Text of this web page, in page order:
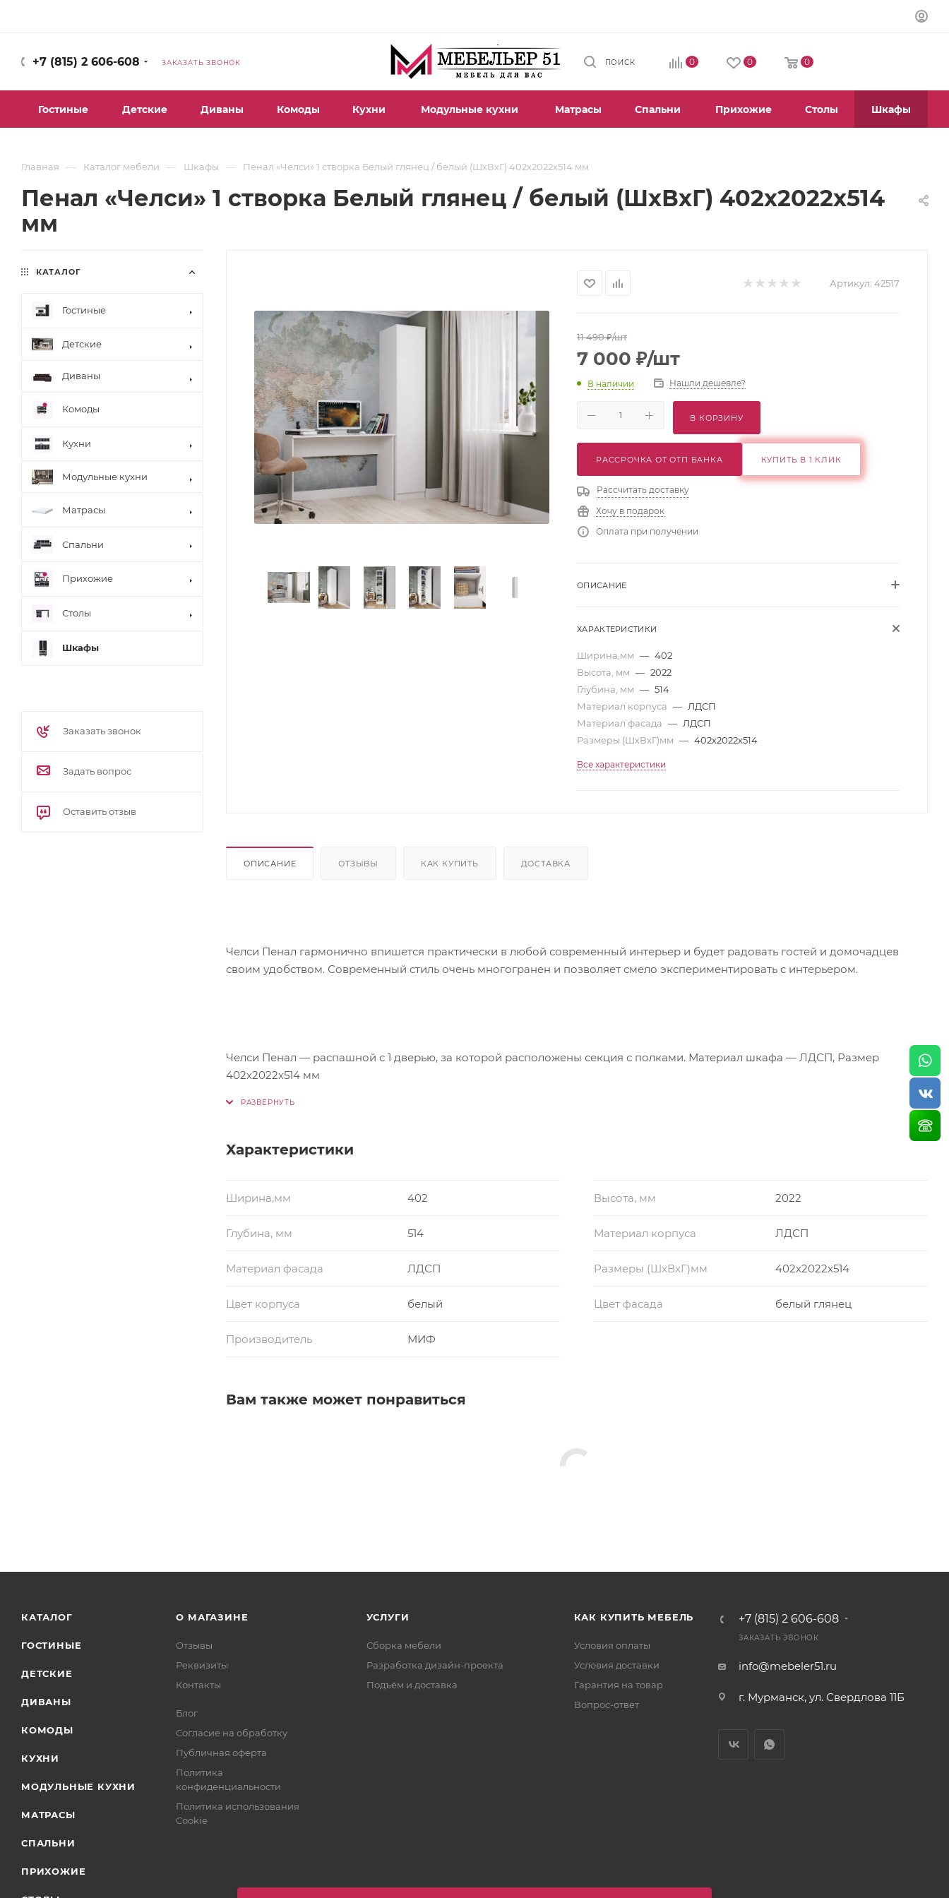
+7 (815) 2 606-608 ЗАКАЗАТЬ ЗВОНОК ПОИСК 0 0 0
Гостиные Детские Диваны Комоды Кухни Модульные кухни Матрасы Спальни Прихожие Столы Шкафы
Главная — Каталог мебели — Шкафы — Пенал «Челси» 1 створка Белый глянец / белый (ШхВхГ) 402х2022х514 мм
Пенал «Челси» 1 створка Белый глянец / белый (ШхВхГ) 402х2022х514
мм
Артикул: 42517
11 490₽/шт
7 000 ₽/шт
В наличии Нашли дешевле?
В КОРЗИНУ
РАССРОЧКА ОТ ОТП БАНКА КУПИТЬ В 1 КЛИК
Рассчитать доставку
Хочу в подарок
Оплата при получении
ОПИСАНИЕ
ХАРАКТЕРИСТИКИ
Ширина,мм — 402
Высота, мм — 2022
Глубина, мм — 514
Материал корпуса — ЛДСП
Материал фасада — ЛДСП
Размеры (ШхВхГ)мм — 402х2022х514
Все характеристики
ОПИСАНИЕ ОТЗЫВЫ КАК КУПИТЬ ДОСТАВКА
Челси Пенал гармонично впишется практически в любой современный интерьер и будет радовать гостей и домочадцев
своим удобством. Современный стиль очень многогранен и позволяет смело экспериментировать с интерьером.
Челси Пенал — распашной с 1 дверью, за которой расположены секция с полками. Материал шкафа — ЛДСП, Размер
402х2022х514 мм
Характеристики
Ширина,мм 402 Высота, мм 2022
Глубина, мм 514 Материал корпуса ЛДСП
Материал фасада ЛДСП Размеры (ШхВхГ)мм 402х2022х514
Цвет корпуса белый Цвет фасада белый глянец
Производитель МИФ
Вам также может понравиться
КАТАЛОГ
Гостиные
Детские
Диваны
Комоды
Кухни
Модульные кухни
Матрасы
Спальни
Прихожие
Столы
Шкафы
Заказать звонок
Задать вопрос
Оставить отзыв
КАТАЛОГ
ГОСТИНЫЕ
ДЕТСКИЕ
ДИВАНЫ
КОМОДЫ
КУХНИ
МОДУЛЬНЫЕ КУХНИ
МАТРАСЫ
СПАЛЬНИ
ПРИХОЖИЕ
О МАГАЗИНЕ
Отзывы
Реквизиты
Контакты
Блог
Согласие на обработку
Публичная оферта
Политика
конфиденциальности
Политика использования
Cookie
УСЛУГИ
Сборка мебели
Разработка дизайн-проекта
Подъём и доставка
КАК КУПИТЬ МЕБЕЛЬ
Условия оплаты
Условия доставки
Гарантия на товар
Вопрос-ответ
+7 (815) 2 606-608
ЗАКАЗАТЬ ЗВОНОК
info@mebeler51.ru
г. Мурманск, ул. Свердлова 11Б